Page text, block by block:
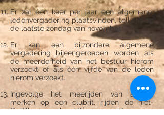
Er zal één keer per jaar een algemene
ledenvergadering plaatsvinden, telkens op
de laatste zondag van november.
Er kan een bijzondere algemene
vergadering bijeengeroepen worden als
de meerderheid van het bestuur hierom
verzoekt of als één vijfde van de leden
hierom verzoekt.
Ingevolge het meerijden van andere
merken op een clubrit, rijden de niet-
Cadillacs, wel oldtimers, achter onze